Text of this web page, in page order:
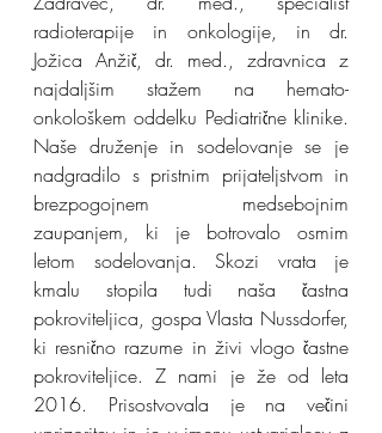
radioterapije in onkologije, in dr.
Jožica Anžič, dr. med., zdravnica z
najdaljšim stažem na hemato-
onkološkem oddelku Pediatrične klinike.
Naše druženje in sodelovanje se je
nadgradilo s pristnim prijateljstvom in
brezpogojnem medsebojnim
zaupanjem, ki je botrovalo osmim
letom sodelovanja. Skozi vrata je
kmalu stopila tudi naša častna
pokroviteljica, gospa Vlasta Nussdorfer,
ki resnično razume in živi vlogo častne
pokroviteljice. Z nami je že od leta
2016. Prisostvovala je na večini